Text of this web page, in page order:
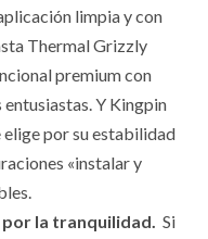
limpia y con
Thermal Grizzly
premium con
Y Kingpin
elige por su estabilidad
«instalar y
por la tranquilidad. Si